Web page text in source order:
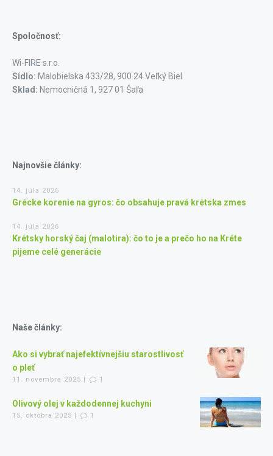
Spoločnosť:
Wi-FIRE s.r.o.
Sídlo: Malobielska 433/28, 900 24 Veľký Biel
Sklad: Nemocničná 1, 927 01 Šaľa
Najnovšie články:
14. júla 2026
Grécke korenie na gyros: čo obsahuje pravá krétska zmes
14. júla 2026
Krétsky horský čaj (malotira): čo to je a prečo ho na Kréte
pijeme celé generácie
Naše články:
Ako si vybrať najefektívnejšiu starostlivosť
o pleť
11. novembra 2025 | 1
Olivový olej v každodennej kuchyni
15. októbra 2025 | 1